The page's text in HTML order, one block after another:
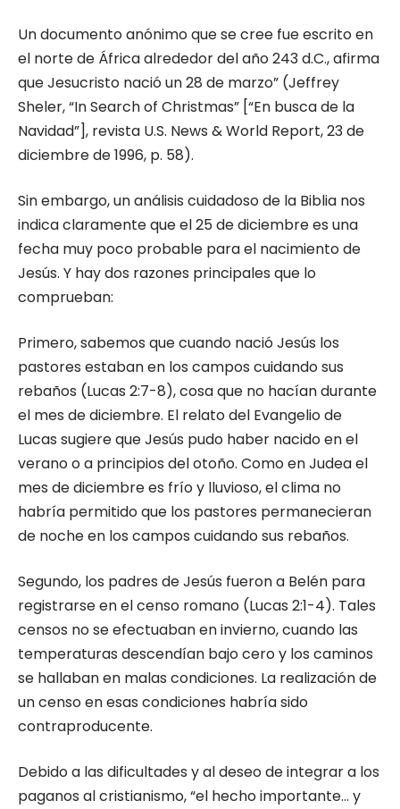
Un documento anónimo que se cree fue escrito en
el norte de África alrededor del año 243 d.C., afirma
que Jesucristo nació un 28 de marzo” (Jeffrey
Sheler, “In Search of Christmas” [“En busca de la
Navidad”], revista U.S. News & World Report, 23 de
diciembre de 1996, p. 58).
Sin embargo, un análisis cuidadoso de la Biblia nos
indica claramente que el 25 de diciembre es una
fecha muy poco probable para el nacimiento de
Jesús. Y hay dos razones principales que lo
comprueban:
Primero, sabemos que cuando nació Jesús los
pastores estaban en los campos cuidando sus
rebaños (Lucas 2:7-8), cosa que no hacían durante
el mes de diciembre. El relato del Evangelio de
Lucas sugiere que Jesús pudo haber nacido en el
verano o a principios del otoño. Como en Judea el
mes de diciembre es frío y lluvioso, el clima no
habría permitido que los pastores permanecieran
de noche en los campos cuidando sus rebaños.
Segundo, los padres de Jesús fueron a Belén para
registrarse en el censo romano (Lucas 2:1-4). Tales
censos no se efectuaban en invierno, cuando las
temperaturas descendían bajo cero y los caminos
se hallaban en malas condiciones. La realización de
un censo en esas condiciones habría sido
contraproducente.
Debido a las dificultades y al deseo de integrar a los
paganos al cristianismo, “el hecho importante… y